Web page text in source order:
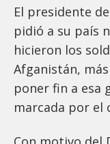
El presidente
pidió a su país
hicieron los
Afganistán,
poner fin a esa
marcada por el